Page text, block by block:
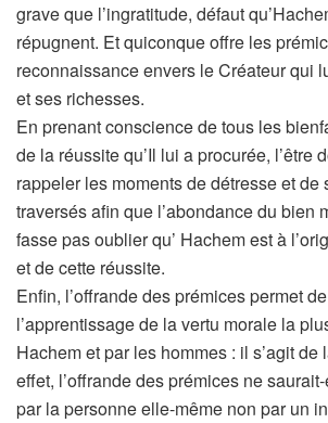
grave que l’ingratitude, défaut
répugnent. Et quiconque offre les
reconnaissance envers le Créateur qui
et ses richesses.
En prenant conscience de tous les
de la réussite qu’Il lui a procurée, l’être
rappeler les moments de détresse et de
traversés afin que l’abondance du bien
fasse pas oublier qu’ Hachem est à
et de cette réussite.
Enfin, l’offrande des prémices permet
l’apprentissage de la vertu morale la
Hachem et par les hommes : il s’agit de
effet, l’offrande des prémices ne
par la personne elle-même non par un